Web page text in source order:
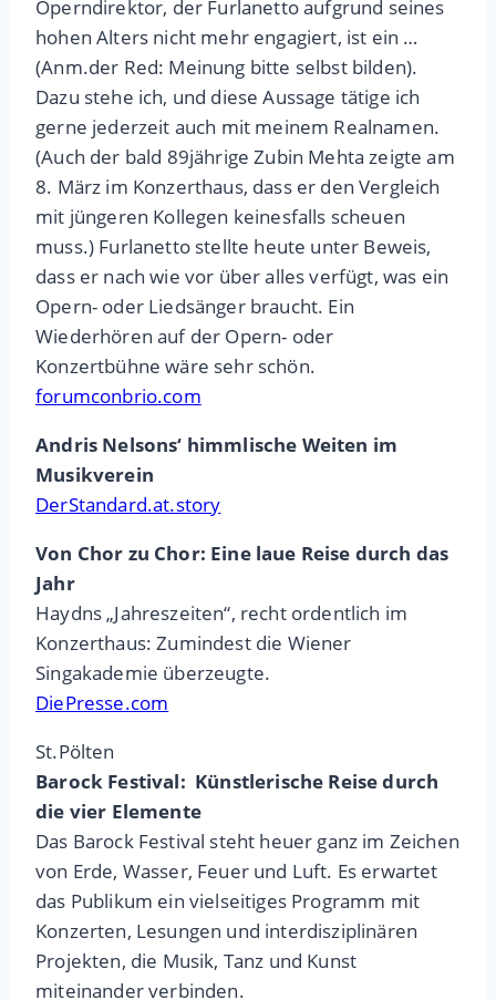
Operndirektor, der Furlanetto aufgrund seines
hohen Alters nicht mehr engagiert, ist ein …
(Anm.der Red: Meinung bitte selbst bilden).
Dazu stehe ich, und diese Aussage tätige ich
gerne jederzeit auch mit meinem Realnamen.
(Auch der bald 89jährige Zubin Mehta zeigte am
8. März im Konzerthaus, dass er den Vergleich
mit jüngeren Kollegen keinesfalls scheuen
muss.) Furlanetto stellte heute unter Beweis,
dass er nach wie vor über alles verfügt, was ein
Opern- oder Liedsänger braucht. Ein
Wiederhören auf der Opern- oder
Konzertbühne wäre sehr schön.
forumconbrio.com
Andris Nelsons‘ himmlische Weiten im
Musikverein
DerStandard.at.story
Von Chor zu Chor: Eine laue Reise durch das
Jahr
Haydns „Jahreszeiten“, recht ordentlich im
Konzerthaus: Zumindest die Wiener
Singakademie überzeugte.
DiePresse.com
St.Pölten
Barock Festival: Künstlerische Reise durch
die vier Elemente
Das Barock Festival steht heuer ganz im Zeichen
von Erde, Wasser, Feuer und Luft. Es erwartet
das Publikum ein vielseitiges Programm mit
Konzerten, Lesungen und interdisziplinären
Projekten, die Musik, Tanz und Kunst
miteinander verbinden.